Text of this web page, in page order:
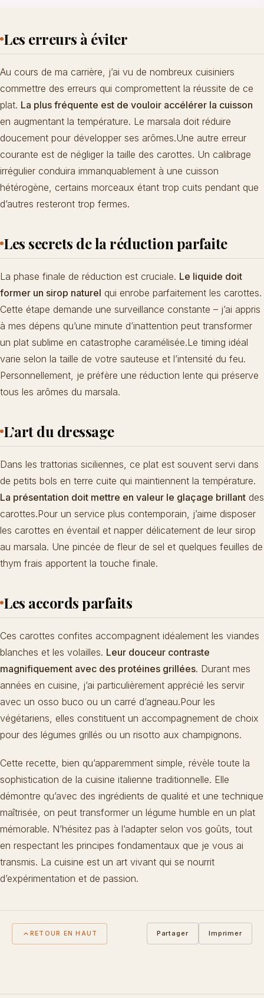
Les erreurs à éviter
Au cours de ma carrière, j’ai vu de nombreux cuisiniers
commettre des erreurs qui compromettent la réussite de ce
plat. La plus fréquente est de vouloir accélérer la cuisson
en augmentant la température. Le marsala doit réduire
doucement pour développer ses arômes.Une autre erreur
courante est de négliger la taille des carottes. Un calibrage
irrégulier conduira immanquablement à une cuisson
hétérogène, certains morceaux étant trop cuits pendant que
d’autres resteront trop fermes.
Les secrets de la réduction parfaite
La phase finale de réduction est cruciale. Le liquide doit
former un sirop naturel qui enrobe parfaitement les carottes.
Cette étape demande une surveillance constante – j’ai appris
à mes dépens qu’une minute d’inattention peut transformer
un plat sublime en catastrophe caramélisée.Le timing idéal
varie selon la taille de votre sauteuse et l’intensité du feu.
Personnellement, je préfère une réduction lente qui préserve
tous les arômes du marsala.
L’art du dressage
Dans les trattorias siciliennes, ce plat est souvent servi dans
de petits bols en terre cuite qui maintiennent la température.
La présentation doit mettre en valeur le glaçage brillant des
carottes.Pour un service plus contemporain, j’aime disposer
les carottes en éventail et napper délicatement de leur sirop
au marsala. Une pincée de fleur de sel et quelques feuilles de
thym frais apportent la touche finale.
Les accords parfaits
Ces carottes confites accompagnent idéalement les viandes
blanches et les volailles. Leur douceur contraste
magnifiquement avec des protéines grillées. Durant mes
années en cuisine, j’ai particulièrement apprécié les servir
avec un osso buco ou un carré d’agneau.Pour les
végétariens, elles constituent un accompagnement de choix
pour des légumes grillés ou un risotto aux champignons.
Cette recette, bien qu’apparemment simple, révèle toute la
sophistication de la cuisine italienne traditionnelle. Elle
démontre qu’avec des ingrédients de qualité et une technique
maîtrisée, on peut transformer un légume humble en un plat
mémorable. N’hésitez pas à l’adapter selon vos goûts, tout
en respectant les principes fondamentaux que je vous ai
transmis. La cuisine est un art vivant qui se nourrit
d’expérimentation et de passion.
RETOUR EN HAUT Partager Imprimer